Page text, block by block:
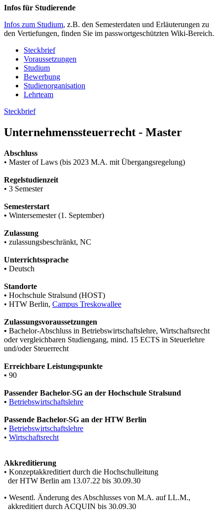
Infos für Studierende
Infos zum Studium, z.B. den Semesterdaten und Erläuterungen zu
den Vertiefungen, finden Sie im passwortgeschützten Wiki-Bereich.
Steckbrief
Voraussetzungen
Studium
Bewerbung
Studienorganisation
Lehrteam
Steckbrief
Un­ter­neh­mens­steu­er­recht - Mas­ter
Abschluss
• Master of Laws (bis 2023 M.A. mit Übergangsregelung)
Regelstudienzeit
• 3 Semester
Semesterstart
• Wintersemester (1. September)
Zulassung
• zulassungsbeschränkt, NC
Unterrichtssprache
• Deutsch
Standorte
• Hochschule Stralsund (HOST)
• HTW Berlin, Campus Treskowallee
Zulassungsvoraussetzungen
• Bachelor-Abschluss in Betriebswirtschaftslehre, Wirtschaftsrecht
oder vergleichbaren Studiengang, mind. 15 ECTS in Steuerlehre
und/oder Steuerrecht
Erreichbare Leistungspunkte
• 90
Passender Bachelor-SG an der Hochschule Stralsund
• Betriebswirtschaftslehre
Passende Bachelor-SG an der HTW Berlin
• Betriebswirtschaftslehre
• Wirtschaftsrecht
Akkreditierung
• Konzeptakkreditiert durch die Hochschulleitung
der HTW Berlin am 13.07.22 bis 30.09.30
• Wesentl. Änderung des Abschlusses von M.A. auf LL.M.,
akkreditiert durch ACQUIN bis 30.09.30